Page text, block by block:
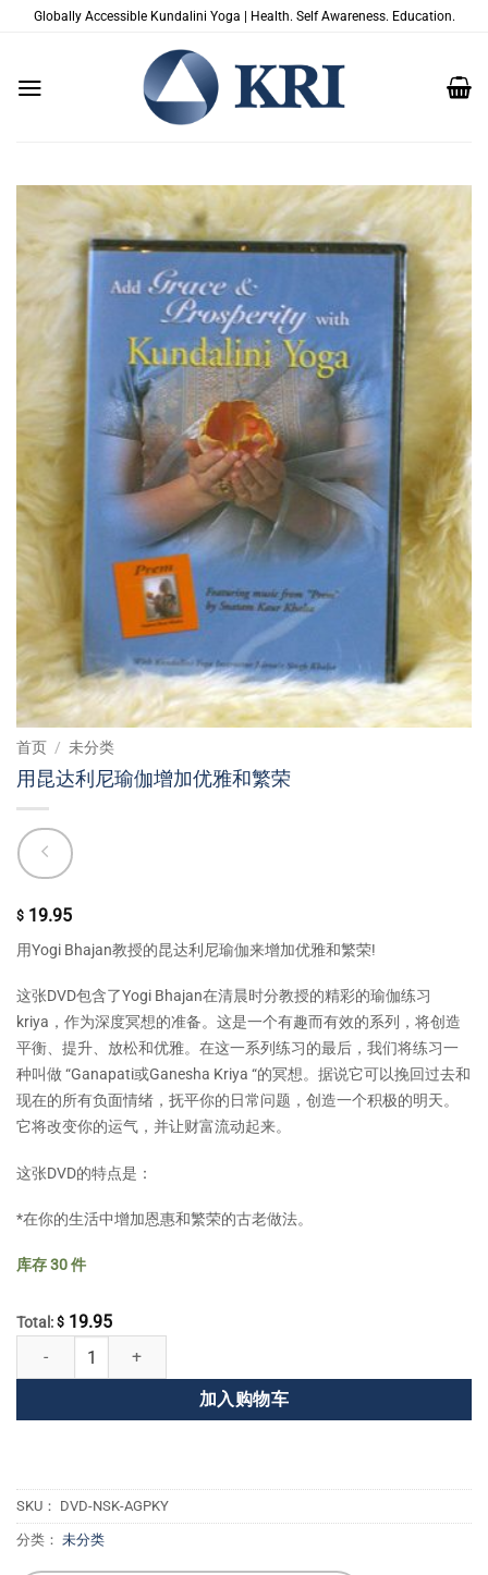
Globally Accessible Kundalini Yoga | Health. Self Awareness. Education.
首页 / 未分类
用昆达利尼瑜伽增加优雅和繁荣
$ 19.95
用Yogi Bhajan教授的昆达利尼瑜伽来增加优雅和繁荣!
这张DVD包含了Yogi Bhajan在清晨时分教授的精彩的瑜伽练习
kriya，作为深度冥想的准备。这是一个有趣而有效的系列，将创造
平衡、提升、放松和优雅。在这一系列练习的最后，我们将练习一
种叫做 “Ganapati或Ganesha Kriya “的冥想。据说它可以挽回过去和
现在的所有负面情绪，抚平你的日常问题，创造一个积极的明天。
它将改变你的运气，并让财富流动起来。
这张DVD的特点是：
*在你的生活中增加恩惠和繁荣的古老做法。
库存 30 件
Total: $ 19.95
用昆达利尼瑜伽增加优雅和繁荣 数量
加入购物车
SKU： DVD-NSK-AGPKY
分类： 未分类